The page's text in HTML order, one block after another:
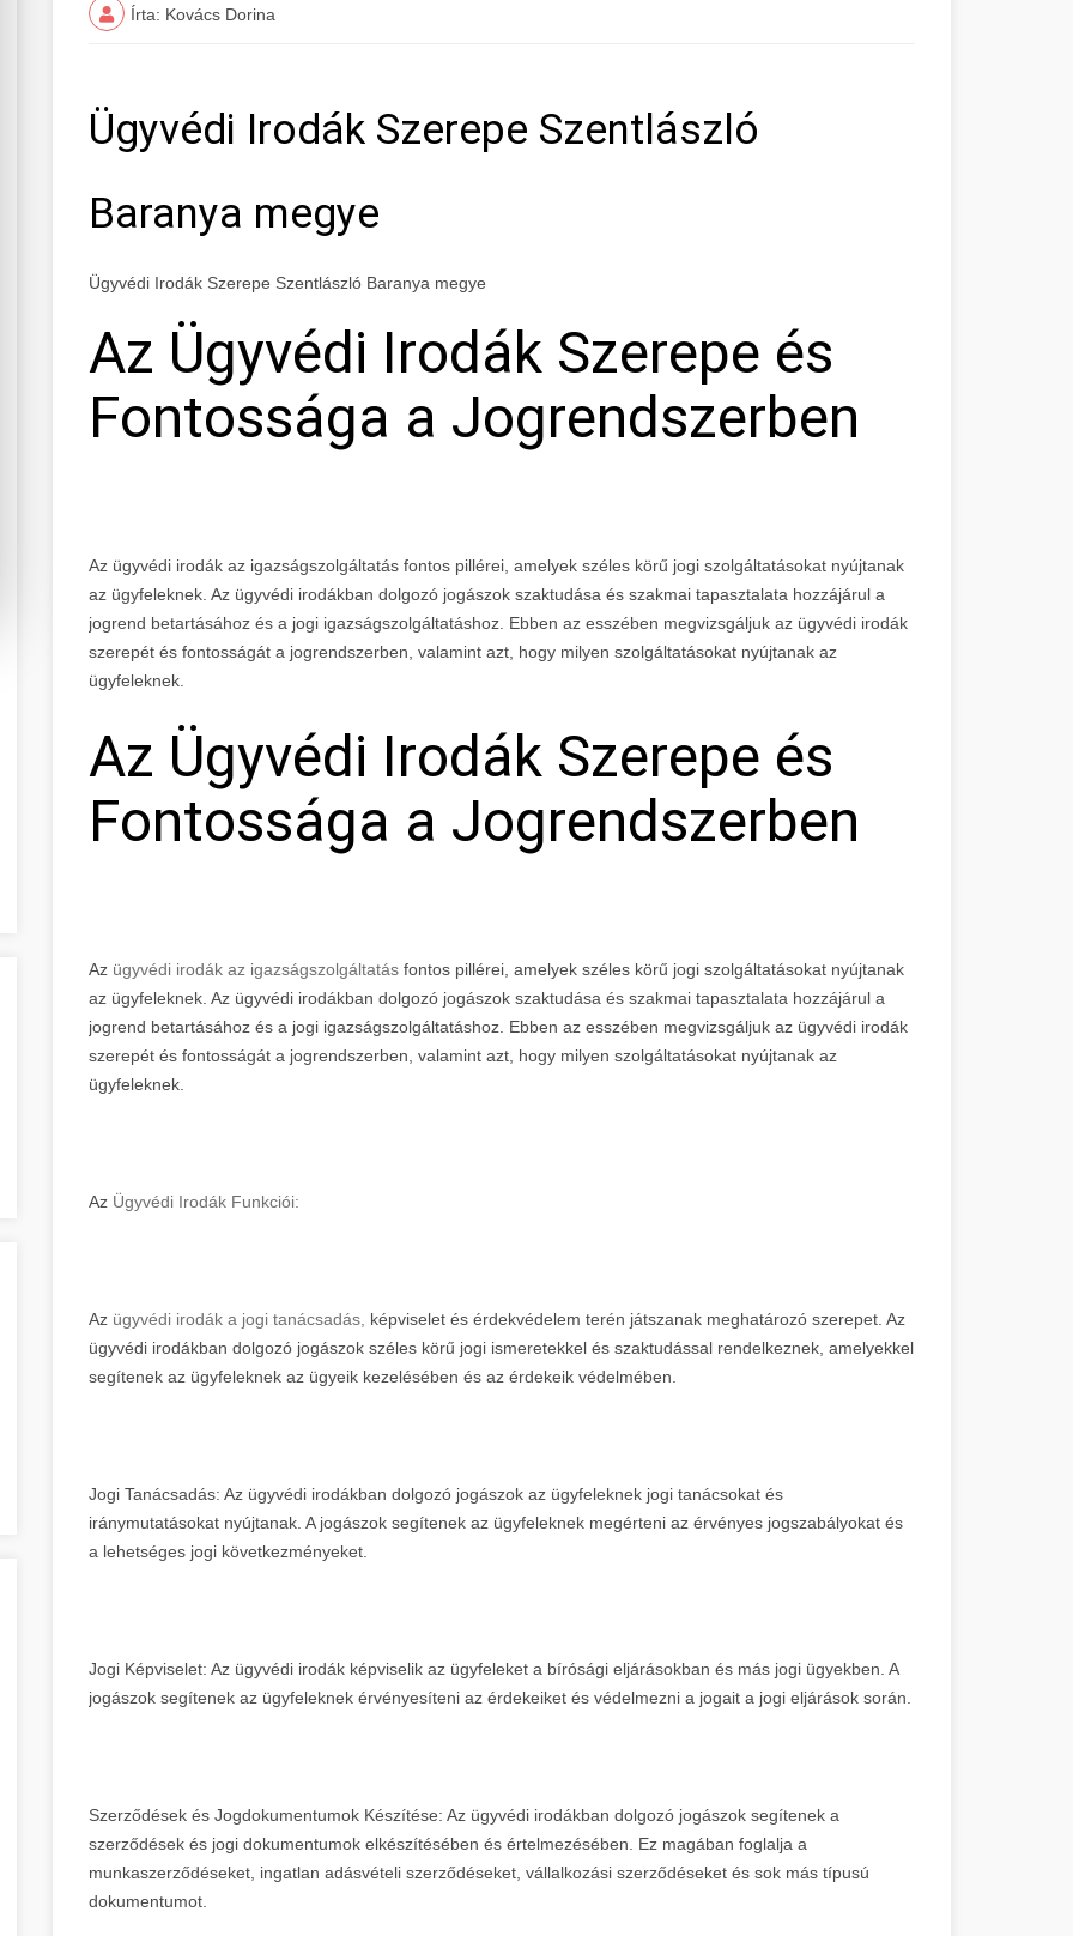
Írta: Kovács Dorina
Ügyvédi Irodák Szerepe Szentlászló
Baranya megye
Ügyvédi Irodák Szerepe Szentlászló Baranya megye
Az Ügyvédi Irodák Szerepe és
Fontossága a Jogrendszerben
Az ügyvédi irodák az igazságszolgáltatás fontos pillérei, amelyek széles körű jogi szolgáltatásokat nyújtanak
az ügyfeleknek. Az ügyvédi irodákban dolgozó jogászok szaktudása és szakmai tapasztalata hozzájárul a
jogrend betartásához és a jogi igazságszolgáltatáshoz. Ebben az esszében megvizsgáljuk az ügyvédi irodák
szerepét és fontosságát a jogrendszerben, valamint azt, hogy milyen szolgáltatásokat nyújtanak az
ügyfeleknek.
Az Ügyvédi Irodák Szerepe és
Fontossága a Jogrendszerben
Az ügyvédi irodák az igazságszolgáltatás fontos pillérei, amelyek széles körű jogi szolgáltatásokat nyújtanak
az ügyfeleknek. Az ügyvédi irodákban dolgozó jogászok szaktudása és szakmai tapasztalata hozzájárul a
jogrend betartásához és a jogi igazságszolgáltatáshoz. Ebben az esszében megvizsgáljuk az ügyvédi irodák
szerepét és fontosságát a jogrendszerben, valamint azt, hogy milyen szolgáltatásokat nyújtanak az
ügyfeleknek.
Az Ügyvédi Irodák Funkciói:
Az ügyvédi irodák a jogi tanácsadás, képviselet és érdekvédelem terén játszanak meghatározó szerepet. Az
ügyvédi irodákban dolgozó jogászok széles körű jogi ismeretekkel és szaktudással rendelkeznek, amelyekkel
segítenek az ügyfeleknek az ügyeik kezelésében és az érdekeik védelmében.
Jogi Tanácsadás: Az ügyvédi irodákban dolgozó jogászok az ügyfeleknek jogi tanácsokat és
iránymutatásokat nyújtanak. A jogászok segítenek az ügyfeleknek megérteni az érvényes jogszabályokat és
a lehetséges jogi következményeket.
Jogi Képviselet: Az ügyvédi irodák képviselik az ügyfeleket a bírósági eljárásokban és más jogi ügyekben. A
jogászok segítenek az ügyfeleknek érvényesíteni az érdekeiket és védelmezni a jogait a jogi eljárások során.
Szerződések és Jogdokumentumok Készítése: Az ügyvédi irodákban dolgozó jogászok segítenek a
szerződések és jogi dokumentumok elkészítésében és értelmezésében. Ez magában foglalja a
munkaszerződéseket, ingatlan adásvételi szerződéseket, vállalkozási szerződéseket és sok más típusú
dokumentumot.